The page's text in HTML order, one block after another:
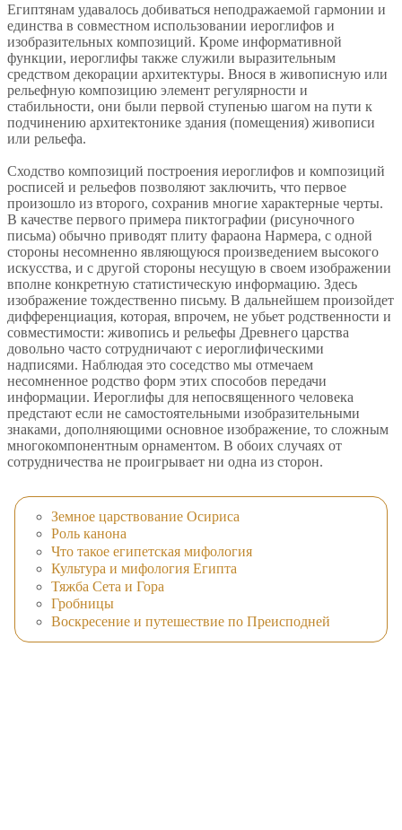
Египтянам удавалось добиваться неподражаемой гармонии и
единства в совместном использовании иероглифов и
изобразительных композиций. Кроме информативной
функции, иероглифы также служили выразительным
средством декорации архитектуры. Внося в живописную или
рельефную композицию элемент регулярности и
стабильности, они были первой ступенью шагом на пути к
подчинению архитектонике здания (помещения) живописи
или рельефа.
Сходство композиций построения иероглифов и композиций
росписей и рельефов позволяют заключить, что первое
произошло из второго, сохранив многие характерные черты.
В качестве первого примера пиктографии (рисуночного
письма) обычно приводят плиту фараона Нармера, с одной
стороны несомненно являющуюся произведением высокого
искусства, и с другой стороны несущую в своем изображении
вполне конкретную статистическую информацию. Здесь
изображение тождественно письму. В дальнейшем произойдет
дифференциация, которая, впрочем, не убьет родственности и
совместимости: живопись и рельефы Древнего царства
довольно часто сотрудничают с иероглифическими
надписями. Наблюдая это соседство мы отмечаем
несомненное родство форм этих способов передачи
информации. Иероглифы для непосвященного человека
предстают если не самостоятельными изобразительными
знаками, дополняющими основное изображение, то сложным
многокомпонентным орнаментом. В обоих случаях от
сотрудничества не проигрывает ни одна из сторон.
Земное царствование Осириса
Роль канона
Что такое египетская мифология
Культура и мифология Египта
Тяжба Сета и Гора
Гробницы
Воскресение и путешествие по Преисподней